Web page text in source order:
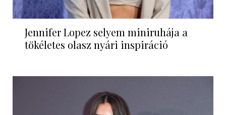
Jennifer Lopez selyem miniruhája a
tökéletes olasz nyári inspiráció